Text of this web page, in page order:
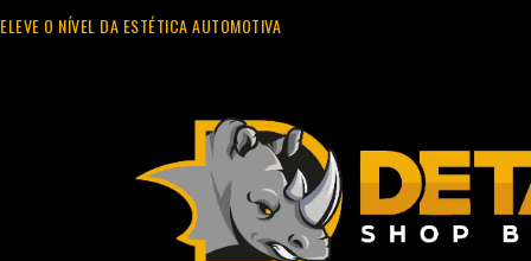
ELEVE O NÍVEL DA ESTÉTICA AUTOMOTIVA